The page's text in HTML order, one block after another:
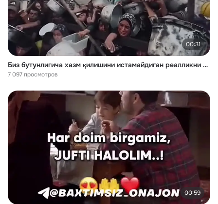
00:31
Биз бутунлигича хазм қилишини истамайдиган реалликни тўлиқ тасвири аслида мана шу. Ҳаёт ҳақидаги ширин хотираларимизда бу кадрларга жой бўлмайди. Биз уни тезроқ унутишга ҳаракат қиламиз...шунақа чироғим.
7 097 просмотров
00:59